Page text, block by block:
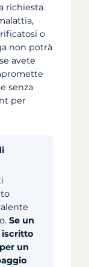
richiesta.
o
non potrà
avete
senza
per
Se un
iscritto
un